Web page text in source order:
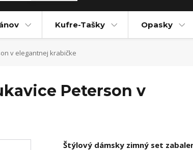
Kufre-Tašky Opasky
v elegantnej krabičke
Peterson v
Štýlový dámsky zimný set